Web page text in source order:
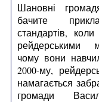
Шановні
бачите
стандартів, коли
рейдерськими
чому вони
2000-му,
намагається
громади